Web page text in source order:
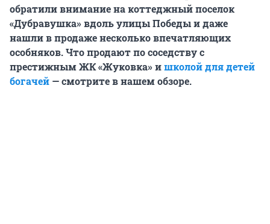
обратили внимание на коттеджный поселок
«Дубравушка» вдоль улицы Победы и даже
нашли в продаже несколько впечатляющих
особняков. Что продают по соседству с
престижным ЖК «Жуковка» ишколой для детей
богачей — смотрите в нашем обзоре.